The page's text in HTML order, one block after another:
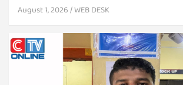
August 1, 2026 WEB DESK